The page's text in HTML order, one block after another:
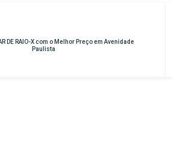
Curso de INSTRUMENTAÇÃO CIRÚRGICA com o Melhor Preço